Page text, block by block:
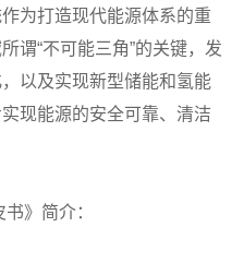
为打造现代能源体系的重
谓“不可能三角”的关键，发
以及实现新型储能和氢能
现能源的安全可靠、清洁
》简介：